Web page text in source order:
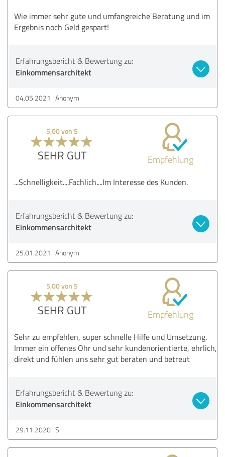
Wie immer sehr gute und umfangreiche Beratung und im
Ergebnis noch Geld gespart!
Erfahrungsbericht & Bewertung zu:
Einkommensarchitekt
04.05.2021 Anonym
5,00 von 5
SEHR GUT Empfehlung
...Schnelligkeit....Fachlich....Im Interesse des Kunden.
Erfahrungsbericht & Bewertung zu:
Einkommensarchitekt
25.01.2021 Anonym
5,00 von 5
SEHR GUT Empfehlung
Sehr zu empfehlen, super schnelle Hilfe und Umsetzung.
Immer ein offenes Ohr und sehr kundenorientierte, ehrlich,
direkt und fühlen uns sehr gut beraten und betreut
Erfahrungsbericht & Bewertung zu:
Einkommensarchitekt
29.11.2020 S.